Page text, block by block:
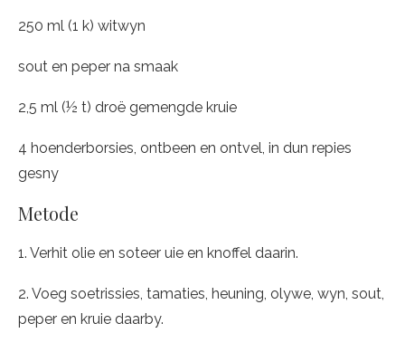
250 ml (1 k) witwyn
sout en peper na smaak
2,5 ml (½ t) droë gemengde kruie
4 hoenderborsies, ontbeen en ontvel, in dun repies
gesny
Metode
1. Verhit olie en soteer uie en knoffel daarin.
2. Voeg soetrissies, tamaties, heuning, olywe, wyn, sout,
peper en kruie daarby.